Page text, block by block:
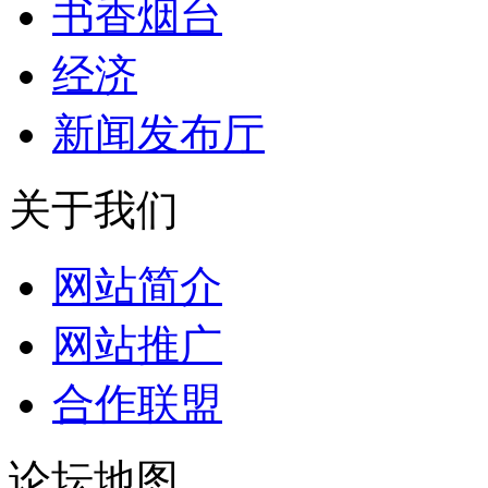
书香烟台
经济
新闻发布厅
关于我们
网站简介
网站推广
合作联盟